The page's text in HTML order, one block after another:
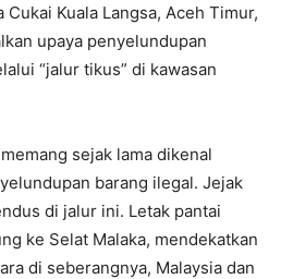
Kuala Langsa, Aceh Timur,
upaya penyelundupan
“jalur tikus” di kawasan
sejak lama dikenal
barang ilegal. Jejak
di jalur ini. Letak pantai
ke Selat Malaka, mendekatkan
di seberangnya, Malaysia dan